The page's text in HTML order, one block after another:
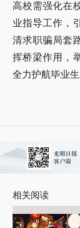
高校需强化在
业指导工作，
清求职骗局套
挥桥梁作用，
全力护航毕业
相关阅读